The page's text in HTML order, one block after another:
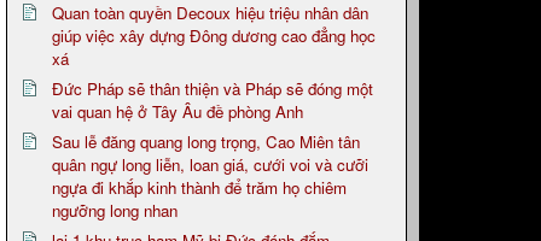
Quan toàn quyền Decoux hiệu triệu nhân dân
giúp việc xây dựng Đông dương cao đẳng học
xá
Đức Pháp sẽ thân thiện và Pháp sẽ đóng một
vai quan hệ ở Tây Âu đề phòng Anh
Sau lễ đăng quang long trọng, Cao Miên tân
quân ngự long liễn, loan giá, cưới voi và cưỡi
ngựa đi khắp kinh thành để trăm họ chiêm
ngưỡng long nhan